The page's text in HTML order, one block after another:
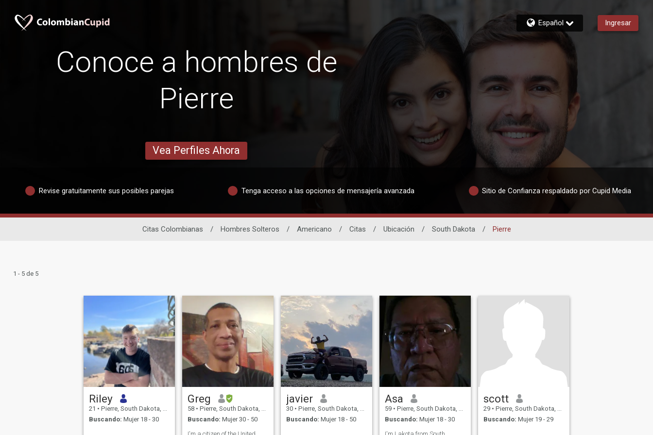
Español Ingresar
Conoce a hombres de
Pierre
Vea Perfiles Ahora
Revise gratuitamente sus posibles parejas Tenga acceso a las opciones de mensajería avanzada Sitio de Confianza respaldado por Cupid Media
Citas Colombianas / Hombres Solteros / Americano / Citas / Ubicación / South Dakota / Pierre
1 - 5 de 5
Riley
21 • Pierre, South Dakota, Estados Unidos
Buscando: Mujer 18 - 30
Greg
58 • Pierre, South Dakota, Estados Unidos
Buscando: Mujer 30 - 50
javier
30 • Pierre, South Dakota, Estados Unidos
Buscando: Mujer 18 - 50
Asa
59 • Pierre, South Dakota, Estados Unidos
Buscando: Mujer 18 - 30
scott
29 • Pierre, South Dakota, Estados Unidos
Buscando: Mujer 19 - 29